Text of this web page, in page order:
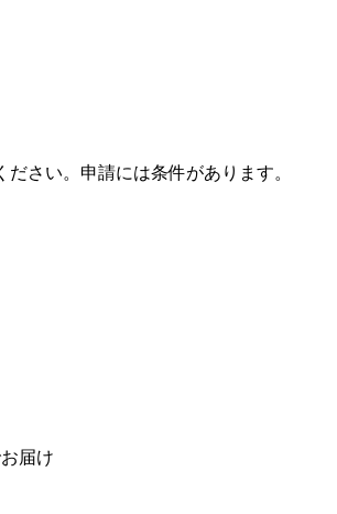
さい。申請には条件があります。
届け